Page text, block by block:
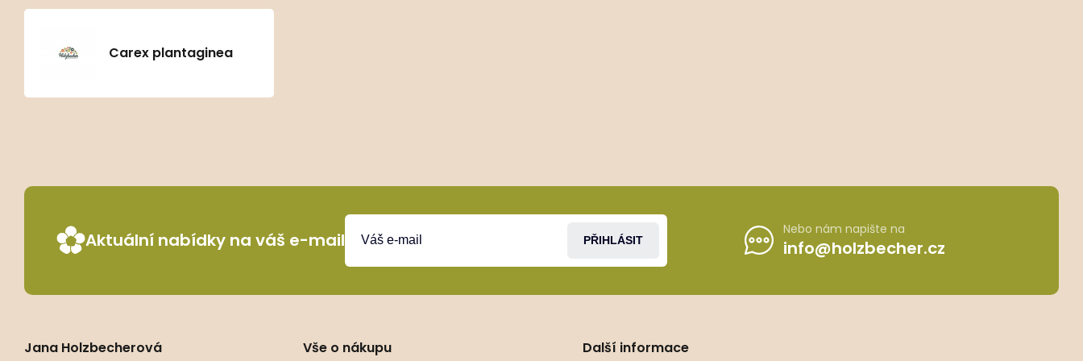
Carex plantaginea
Aktuální nabídky na váš e-mail PŘIHLÁSIT
Nebo nám napište na
info@holzbecher.cz
Jana Holzbecherová
Vše o nákupu Další informace